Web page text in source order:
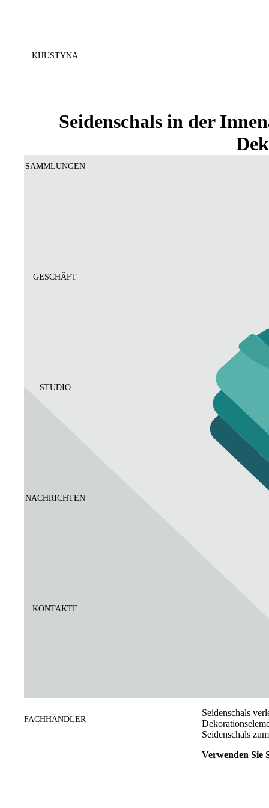
KHUSTYNA
SAMMLUNGEN
GESCHÄFT
STUDIO
NACHRICHTEN
KONTAKTE
FACHHÄNDLER
Seidenschals in der
Seidenschals
Seidenschals
Verwenden Sie